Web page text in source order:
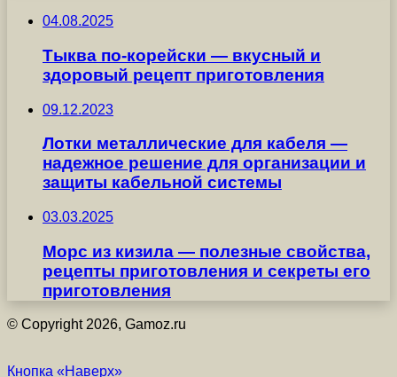
04.08.2025
Тыква по-корейски — вкусный и
здоровый рецепт приготовления
09.12.2023
Лотки металлические для кабеля —
надежное решение для организации и
защиты кабельной системы
03.03.2025
Морс из кизила — полезные свойства,
рецепты приготовления и секреты его
приготовления
© Copyright 2026, Gamoz.ru
Кнопка «Наверх»